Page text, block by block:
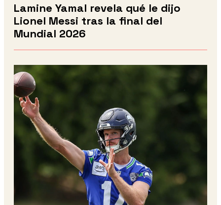
Lamine Yamal revela qué le dijo
Lionel Messi tras la final del
Mundial 2026